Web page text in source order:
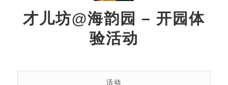
才儿坊@海韵园 – 开园体
验活动
活动